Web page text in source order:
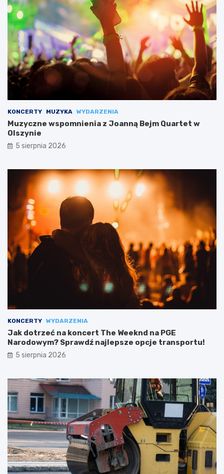
KONCERTY MUZYKA WYDARZENIA
Muzyczne wspomnienia z Joanną Bejm Quartet w
Olszynie
5 sierpnia 2026
KONCERTY WYDARZENIA
Jak dotrzeć na koncert The Weeknd na PGE
Narodowym? Sprawdź najlepsze opcje transportu!
5 sierpnia 2026